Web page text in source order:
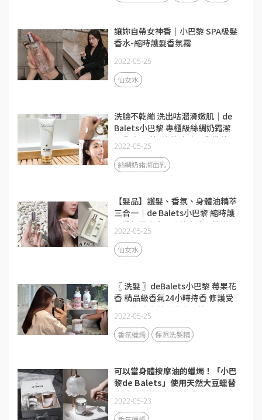
讓妳自帶女神香｜小巴黎 SPA級髮
香水-縮時護髮香氛霧
2022-05-25
仙女水
洗臉不乾繃 洗出咕溜滑嫩肌｜de
Balets小巴黎 專櫃級絲綢奶霜潔
面乳 鼠尾草&海鹽｜洗面乳推薦
2022-05-25
絲綢奶霜潔面乳
【髮品】護髮、香氛、身體油精萃
三合一｜de Balets小巴黎 縮時護
髮香氛霧｜小巴黎仙女水開箱｜
打造香氛生活的儀式感！
2022-05-25
仙女水
〖 洗髮 〗deBalets小巴黎 莓果花
香 精品級香氣24小時持香 修護受
損髮 打造女神髮質｜開箱
2022-05-25
香氛蠟燭 保濕洗髮精
可以當身體按摩油的蠟燭！「小巴
黎de Balets」使用天然大豆蠟替
生活創造滿滿的儀式感
2022-05-23